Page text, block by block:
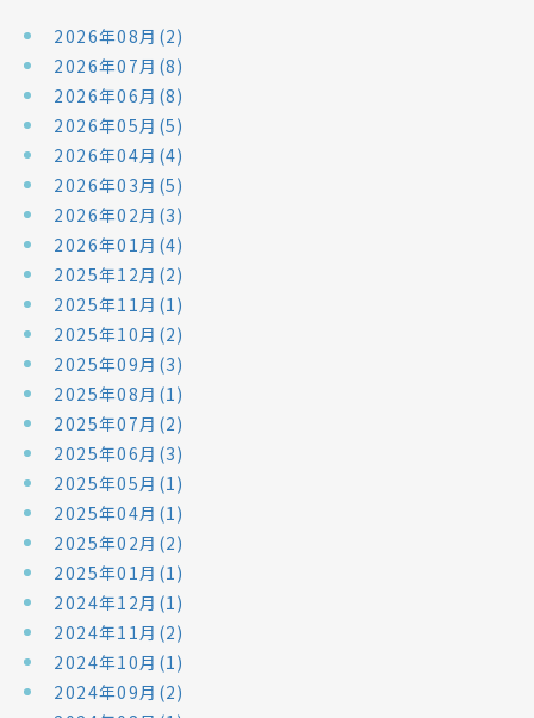
2026年08月(2)
2026年07月(8)
2026年06月(8)
2026年05月(5)
2026年04月(4)
2026年03月(5)
2026年02月(3)
2026年01月(4)
2025年12月(2)
2025年11月(1)
2025年10月(2)
2025年09月(3)
2025年08月(1)
2025年07月(2)
2025年06月(3)
2025年05月(1)
2025年04月(1)
2025年02月(2)
2025年01月(1)
2024年12月(1)
2024年11月(2)
2024年10月(1)
2024年09月(2)